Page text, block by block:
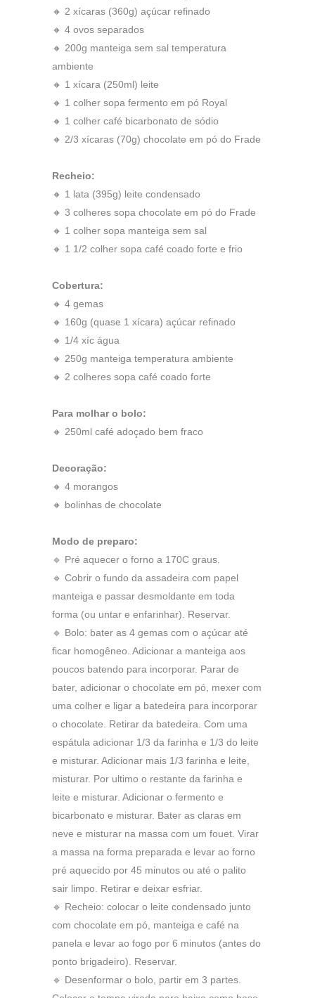
🔸 2 xícaras (360g) açúcar refinado
🔸 4 ovos separados
🔸 200g manteiga sem sal temperatura
ambiente
🔸 1 xícara (250ml) leite
🔸 1 colher sopa fermento em pó Royal
🔸 1 colher café bicarbonato de sódio
🔸 2/3 xícaras (70g) chocolate em pó do Frade
Recheio:
🔸 1 lata (395g) leite condensado
🔸 3 colheres sopa chocolate em pó do Frade
🔸 1 colher sopa manteiga sem sal
🔸 1 1/2 colher sopa café coado forte e frio
Cobertura:
🔸 4 gemas
🔸 160g (quase 1 xícara) açúcar refinado
🔸 1/4 xíc água
🔸 250g manteiga temperatura ambiente
🔸 2 colheres sopa café coado forte
Para molhar o bolo:
🔸 250ml café adoçado bem fraco
Decoração:
🔸 4 morangos
🔸 bolinhas de chocolate
Modo de preparo:
🔹 Pré aquecer o forno a 170C graus.
🔹 Cobrir o fundo da assadeira com papel
manteiga e passar desmoldante em toda
forma (ou untar e enfarinhar). Reservar.
🔹 Bolo: bater as 4 gemas com o açúcar até
ficar homogêneo. Adicionar a manteiga aos
poucos batendo para incorporar. Parar de
bater, adicionar o chocolate em pó, mexer com
uma colher e ligar a batedeira para incorporar
o chocolate. Retirar da batedeira. Com uma
espátula adicionar 1/3 da farinha e 1/3 do leite
e misturar. Adicionar mais 1/3 farinha e leite,
misturar. Por ultimo o restante da farinha e
leite e misturar. Adicionar o fermento e
bicarbonato e misturar. Bater as claras em
neve e misturar na massa com um fouet. Virar
a massa na forma preparada e levar ao forno
pré aquecido por 45 minutos ou até o palito
sair limpo. Retirar e deixar esfriar.
🔹 Recheio: colocar o leite condensado junto
com chocolate em pó, manteiga e café na
panela e levar ao fogo por 6 minutos (antes do
ponto brigadeiro). Reservar.
🔹 Desenformar o bolo, partir em 3 partes.